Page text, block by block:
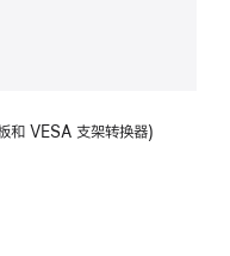
VESA 支架转换器)